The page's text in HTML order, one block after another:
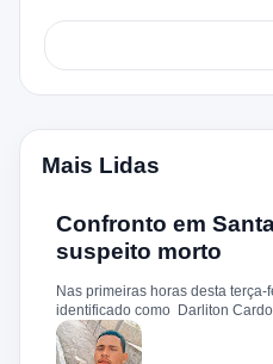
Mais Lidas
Confronto em
suspeito morto
Nas primeiras horas desta terça-
identificado como Darliton
confronto com a Polícia Militar
de Santa Rita. De acordo com a